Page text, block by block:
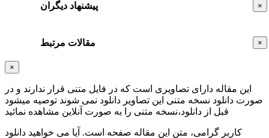
× پیشنهاد دیگران
× مقالات مرتبط
×
این مقاله دارای تصاویری است که در فایل متنی قرار ندارند و در
صورت دانلود نسخه متنی این تصاویر دانلود نمی شوند توصیه میشود
قبل از دانلود،نسخه متنی را به صورت آنلاین مشاهده نمائید
کاربر گرامی، متن این مقاله صفحه است. آیا می خواهید دانلود